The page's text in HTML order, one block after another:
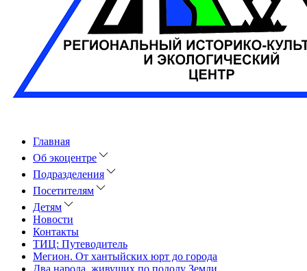
Главная
Об экоцентре
Подразделения
Посетителям
Детям
Новости
Контакты
ТИЦ: Путеводитель
Мегион. От хантыйских юрт до города
Два народа, живущих по подолу Земли